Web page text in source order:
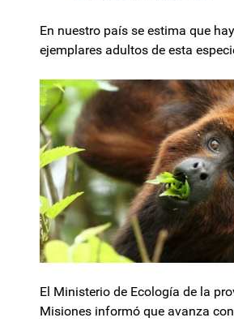
En nuestro país se estima que
ejemplares adultos de esta
El Ministerio de Ecología de la
Misiones informó que avanza